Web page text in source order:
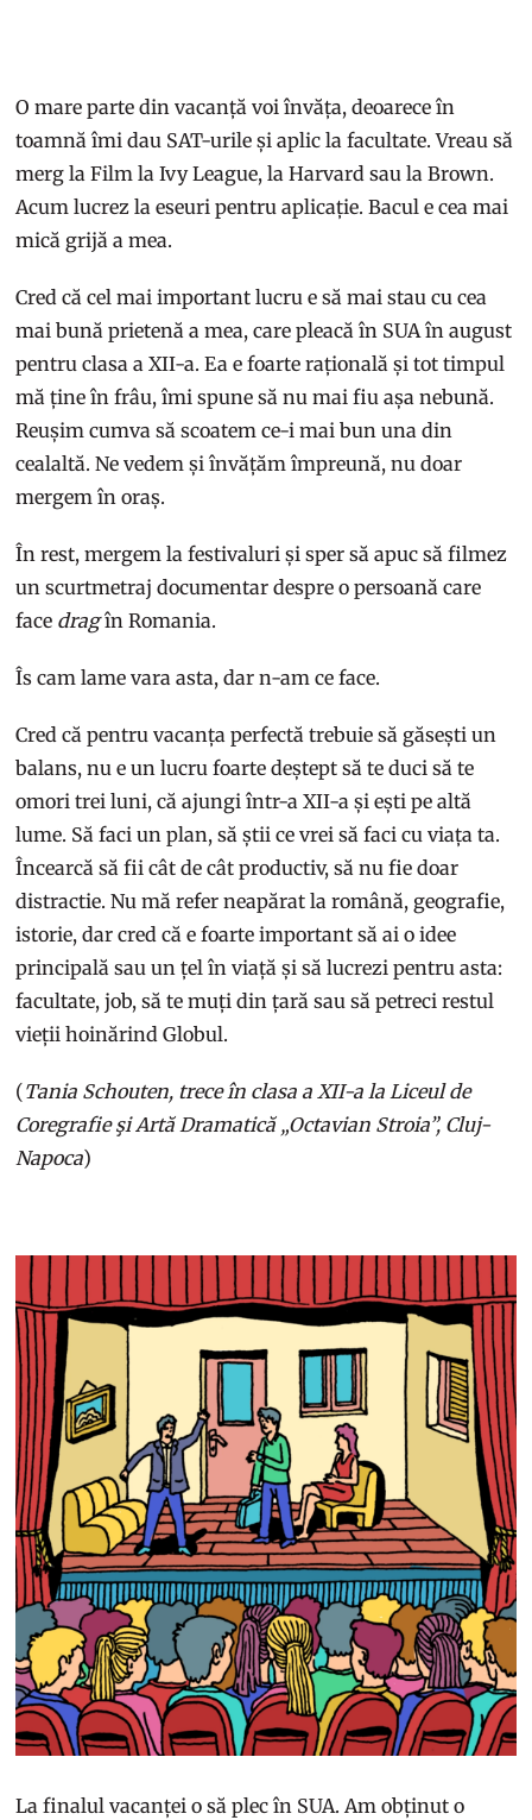
O mare parte din vacanță voi învăța, deoarece în
toamnă îmi dau SAT-urile și aplic la facultate. Vreau să
merg la Film la Ivy League, la Harvard sau la Brown.
Acum lucrez la eseuri pentru aplicație. Bacul e cea mai
mică grijă a mea.
Cred că cel mai important lucru e să mai stau cu cea
mai bună prietenă a mea, care pleacă în SUA în august
pentru clasa a XII-a. Ea e foarte rațională și tot timpul
mă ține în frâu, îmi spune să nu mai fiu așa nebună.
Reușim cumva să scoatem ce-i mai bun una din
cealaltă. Ne vedem și învățăm împreună, nu doar
mergem în oraș.
În rest, mergem la festivaluri și sper să apuc să filmez
un scurtmetraj documentar despre o persoană care
face dragîn Romania.
Îs cam lame vara asta, dar n-am ce face.
Cred că pentru vacanța perfectă trebuie să găsești un
balans, nu e un lucru foarte deștept să te duci să te
omori trei luni, că ajungi într-a XII-a și ești pe altă
lume. Să faci un plan, să știi ce vrei să faci cu viața ta.
Încearcă să fii cât de cât productiv, să nu fie doar
distractie. Nu mă refer neapărat la română, geografie,
istorie, dar cred că e foarte important să ai o idee
principală sau un țel în viață și să lucrezi pentru asta:
facultate, job, să te muți din țară sau să petreci restul
vieții hoinărind Globul.
(Tania Schouten, trece în clasa a XII-a la Liceul de
Coregrafie şi Artă Dramatică „Octavian Stroia”, Cluj-
Napoca)
La finalul vacanței o să plec în SUA. Am obținut o